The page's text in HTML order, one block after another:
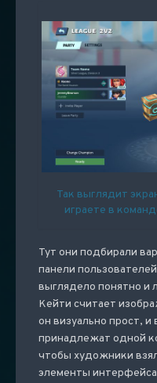
Так выглядит
играете в
Тут они подбирали
панели
выглядело понятно и
Кейти считает
он визуально прост, и
принадлежат одной
чтобы художники
элементы